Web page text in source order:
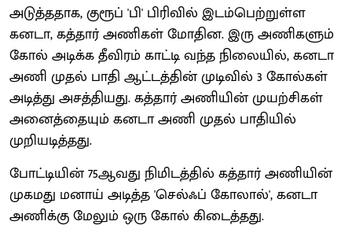
அடுத்ததாக, குரூப் 'பி' பிரிவில் இடம்பெற்றுள்ள
கனடா, கத்தார் அணிகள் மோதின. இரு அணிகளும்
கோல் அடிக்க தீவிரம் காட்டி வந்த நிலையில், கனடா
அணி முதல் பாதி ஆட்டத்தின் முடிவில் 3 கோல்கள்
அடித்து அசத்தியது. கத்தார் அணியின் முயற்சிகள்
அனைத்தையும் கனடா அணி முதல் பாதியில்
முறியடித்தது.
போட்டியின் 75ஆவது நிமிடத்தில் கத்தார் அணியின்
முகமது மனாய் அடித்த 'செல்ஃப் கோலால்', கனடா
அணிக்கு மேலும் ஒரு கோல் கிடைத்தது.